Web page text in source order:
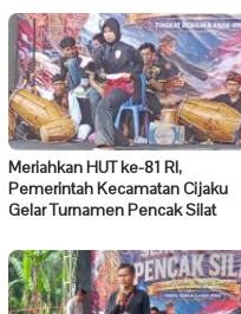
Meriahkan HUT ke-81 RI,
Pemerintah Kecamatan Cijaku
Gelar Turnamen Pencak Silat